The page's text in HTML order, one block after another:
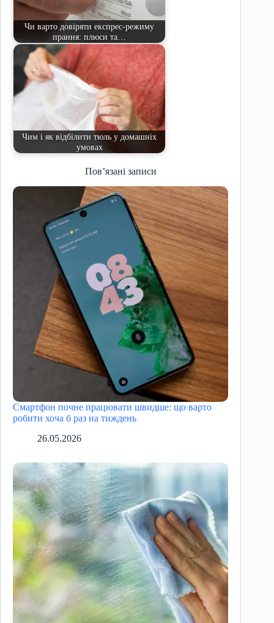
Чи варто довіряти експрес-режиму
прання: плюси та…
Чим і як відбілити тюль у домашніх
умовах
Пов’язані записи
Смартфон почне працювати швидше: що варто
робити хоча б раз на тиждень
26.05.2026